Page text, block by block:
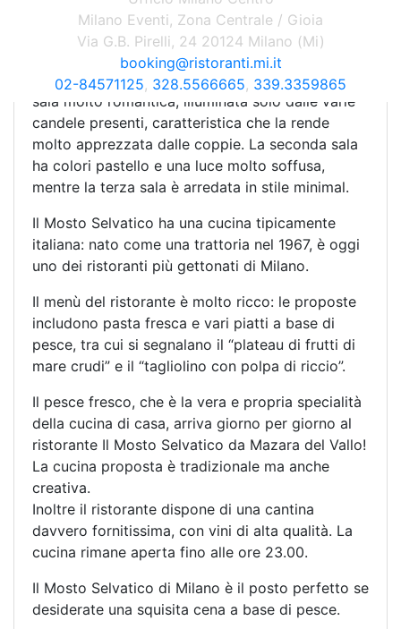
sale, arredate l’una in modo diverso rispetto
all’altra. La sala principale ha uno stile
decisamente “barocco”, con colori molto accesi e
cornici e specchi dappertutto. Si tratta di una
sala molto romantica, illuminata solo dalle varie
candele presenti, caratteristica che la rende
molto apprezzata dalle coppie. La seconda sala
ha colori pastello e una luce molto soffusa,
mentre la terza sala è arredata in stile minimal.
Il Mosto Selvatico ha una cucina tipicamente
italiana: nato come una trattoria nel 1967, è oggi
uno dei ristoranti più gettonati di Milano.
Il menù del ristorante è molto ricco: le proposte
includono pasta fresca e vari piatti a base di
pesce, tra cui si segnalano il “plateau di frutti di
mare crudi” e il “tagliolino con polpa di riccio”.
Il pesce fresco, che è la vera e propria specialità
della cucina di casa, arriva giorno per giorno al
ristorante Il Mosto Selvatico da Mazara del Vallo!
La cucina proposta è tradizionale ma anche
creativa.
Inoltre il ristorante dispone di una cantina
davvero fornitissima, con vini di alta qualità. La
cucina rimane aperta fino alle ore 23.00.
Il Mosto Selvatico di Milano è il posto perfetto se
desiderate una squisita cena a base di pesce.
Milano Eventi, Zona Centrale / Gioia
Via G.B. Pirelli, 24 20124 Milano (Mi)
booking@ristoranti.mi.it
02-84571125, 328.5566665, 339.3359865